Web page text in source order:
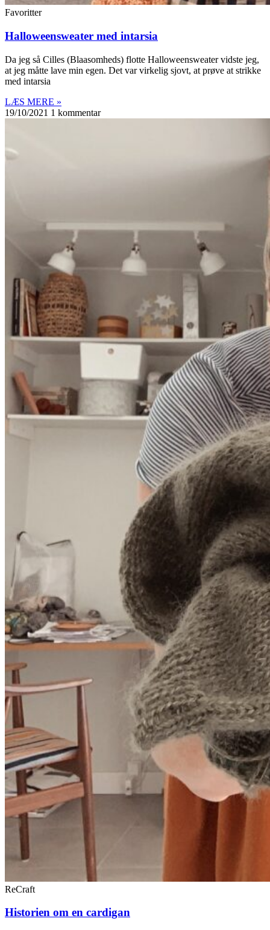
Favoritter
Halloweensweater med intarsia
Da jeg så Cilles (Blaasomheds) flotte Halloweensweater vidste jeg,
at jeg måtte lave min egen. Det var virkelig sjovt, at prøve at strikke
med intarsia
LÆS MERE »
19/10/2021 1 kommentar
ReCraft
Historien om en cardigan